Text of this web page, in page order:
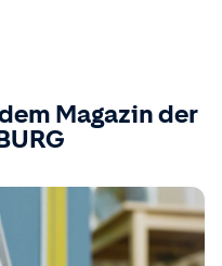
Magazin der